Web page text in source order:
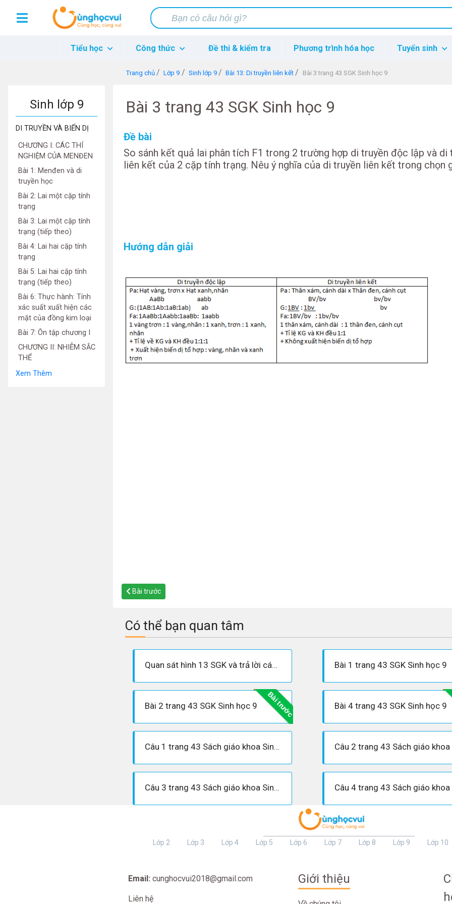
Tiểu học Công thức Đề thi & kiểm tra Phương trình hóa học Tuyển sinh
Trang chủ Lớp 9 Sinh lớp 9 Bài 13: Di truyền liên kết Bài 3 trang 43 SGK Sinh học 9
Sinh lớp 9
DI TRUYỀN VÀ BIẾN DỊ
CHƯƠNG I: CÁC THÍ
NGHIỆM CỦA MENĐEN
Bài 1: Menđen và di
truyền học
Bài 2: Lai một cặp tính
trạng
Bài 3: Lai một cặp tính
trạng (tiếp theo)
Bài 4: Lai hai cặp tính
trạng
Bài 5: Lai hai cặp tính
trạng (tiếp theo)
Bài 6: Thực hành: Tính
xác suất xuất hiện các
mặt của đồng kim loại
Bài 7: Ôn tập chương I
CHƯƠNG II: NHIỄM SẮC
THỂ
Xem Thêm
Bài 3 trang 43 SGK Sinh học 9
Đề bài
So sánh kết quả lai phân tích F1 trong 2 trường hợp di truyền độc lập và di
liên kết của 2 cặp tính trạng. Nêu ý nghĩa của di truyền liên kết trong chọn
Hướng dẫn giải
Bài trước
Có thể bạn quan tâm
Quan sát hình 13 SGK và trả lời các câu hỏi sau: Bài 1 trang 43 SGK Sinh học 9
Bài trước
Bài 2 trang 43 SGK Sinh học 9 Bài 4 trang 43 SGK Sinh học 9
Câu 1 trang 43 Sách giáo khoa Sinh học 9
Câu 3 trang 43 Sách giáo khoa Sinh học 9
Lớp 2 Lớp 3 Lớp 4 Lớp 5 Lớp 6 Lớp 7 Lớp 8 Lớp 9 Lớp 10
Email: cunghocvui2018@gmail.com
Liên hệ
Giới thiệu